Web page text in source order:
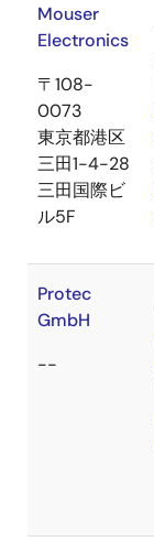
Mouser
Electronics
〒108-
0073
東京都港区
三田1-4-28
三田国際ビ
ル5F
Protec
GmbH
--